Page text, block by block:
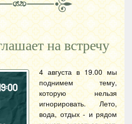
на встречу
4 августа в 19.00 мы
поднимем тему,
которую нельзя
игнорировать. Лето,
вода, отдых - и рядом